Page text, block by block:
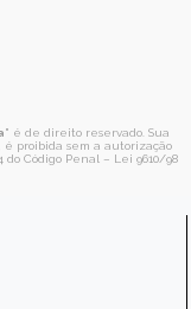
" é de direito reservado. Sua
é proibida sem a autorização
Código Penal – Lei 9610/98